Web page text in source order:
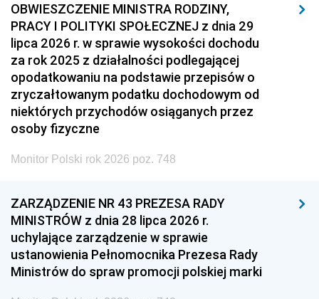
OBWIESZCZENIE MINISTRA RODZINY,
PRACY I POLITYKI SPOŁECZNEJ z dnia 29
lipca 2026 r. w sprawie wysokości dochodu
za rok 2025 z działalności podlegającej
opodatkowaniu na podstawie przepisów o
zryczałtowanym podatku dochodowym od
niektórych przychodów osiąganych przez
osoby fizyczne
Monitor Polski rok 2026 poz. 748
ZARZĄDZENIE NR 43 PREZESA RADY
MINISTRÓW z dnia 28 lipca 2026 r.
uchylające zarządzenie w sprawie
ustanowienia Pełnomocnika Prezesa Rady
Ministrów do spraw promocji polskiej marki